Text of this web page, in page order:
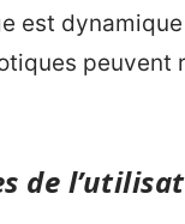
est
peuvent
de